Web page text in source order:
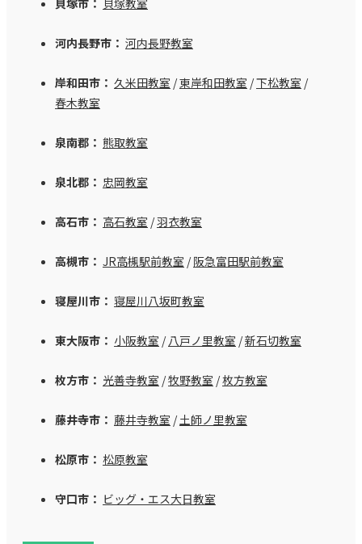
河内長野市： 河内長野教室
岸和田市： 久米田教室 /東岸和田教室 /下松教室 /
春木教室
泉南郡： 熊取教室
泉北郡： 忠岡教室
高石市： 高石教室 /羽衣教室
高槻市： JR高槻駅前教室 /阪急富田駅前教室
寝屋川市： 寝屋川八坂町教室
東大阪市： 小阪教室 / 八戸ノ里教室 /新石切教室
枚方市： 光善寺教室 /牧野教室 /枚方教室
藤井寺市： 藤井寺教室 /土師ノ里教室
松原市： 松原教室
守口市： ビッグ・エス大日教室